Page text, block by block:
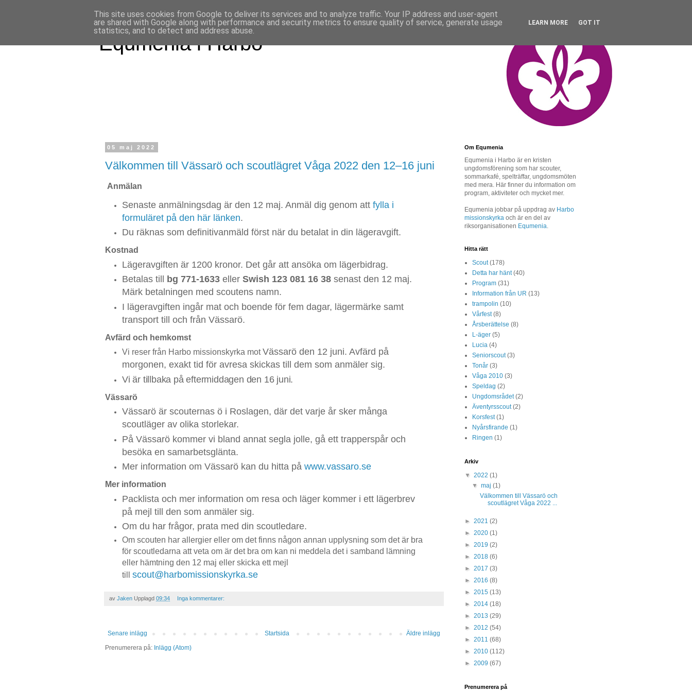
Equmenia i Harbo
05 maj 2022
Välkommen till Vässarö och scoutlägret Våga 2022 den 12–16 juni
Anmälan
Senaste anmälningsdag är den 12 maj. Anmäl dig genom att fylla i
formuläret på den här länken.
Du räknas som definitivanmäld först när du betalat in din lägeravgift.
Kostnad
Lägeravgiften är 1200 kronor. Det går att ansöka om lägerbidrag.
Betalas till
bg 771-1633 eller Swish 123 081 16 38 senast den 12 maj.
Märk betalningen med scoutens namn.
I lägeravgiften ingår mat och boende för fem dagar, lägermärke samt
transport till och från Vässarö.
Avfärd och hemkomst
Vi reser från Harbo missionskyrka motVässarö den 12 juni. Avfärd på
morgonen, exakt tid för avresa skickas till dem som anmäler sig.
Vi är tillbaka på eftermiddagen den 16 juni.
Vässarö
Vässarö är scouternas ö i Roslagen, där det varje år sker många
scoutläger av olika storlekar.
På Vässarö kommer vi bland annat segla jolle, gå ett trapperspår och
besöka en samarbetsglänta.
Mer information om Vässarö kan du hitta på www.vassaro.se
Mer information
Packlista och mer information om resa och läger kommer i ett lägerbrev
på mejl till den som anmäler sig.
Om du har frågor, prata med din scoutledare.
Om scouten har allergier eller om det finns någon annan upplysning som det är bra
för scoutledarna att veta om är det bra om kan ni meddela det i samband lämning
eller hämtning den 12 maj eller skicka ett mejl
till scout@harbomissionskyrka.se
av Jaken Upplagd 09:34 Inga kommentarer:
Senare inlägg Äldre inlägg
Startsida
Prenumerera på: Inlägg (Atom)
Om Equmenia
Equmenia i Harbo är en kristen
ungdomsförening som har scouter,
sommarkafé, spelträffar, ungdomsmöten
med mera. Här finner du information om
program, aktiviteter och mycket mer.
Equmenia jobbar på uppdrag av Harbo
missionskyrka och är en del av
riksorganisationen Equmenia.
Hitta rätt
Scout (178)
Detta har hänt (40)
Program (31)
Information från UR (13)
trampolin (10)
Vårfest (8)
Årsberättelse (8)
L-äger (5)
Lucia (4)
Seniorscout (3)
Tonår (3)
Våga 2010 (3)
Speldag (2)
Ungdomsrådet (2)
Äventyrsscout (2)
Korsfest (1)
Nyårsfirande (1)
Ringen (1)
Arkiv
▼ 2022 (1)
▼maj(1)
Välkommen till Vässarö och
scoutlägret Våga 2022 ...
► 2021 (2)
► 2020 (1)
► 2019 (2)
► 2018 (6)
► 2017 (3)
► 2016 (8)
► 2015 (13)
► 2014 (18)
► 2013 (29)
► 2012 (54)
► 2011 (68)
► 2010 (112)
► 2009 (67)
Prenumerera på
This site uses cookies from Google to deliver its services and to analyze traffic. Your IP address and user-agent
are shared with Google along with performance and security metrics to ensure quality of service, generate usage
statistics, and to detect and address abuse.
LEARN MORE GOT IT